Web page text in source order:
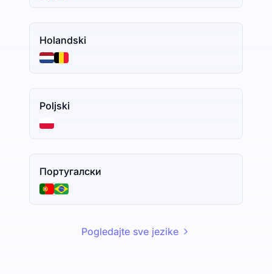
Holandski
Poljski
Португалски
Pogledajte sve jezike